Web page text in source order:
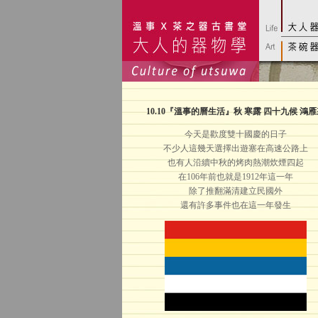
10.10『溫事的曆生活』秋 寒露 四十九候 鴻
今天是歡度雙十國慶的日子
不少人這幾天選擇出遊塞在高速公路上
也有人沿續中秋的烤肉熱潮炊煙四起
在106年前也就是1912年這一年
除了推翻滿清建立民國外
還有許多事件也在這一年發生